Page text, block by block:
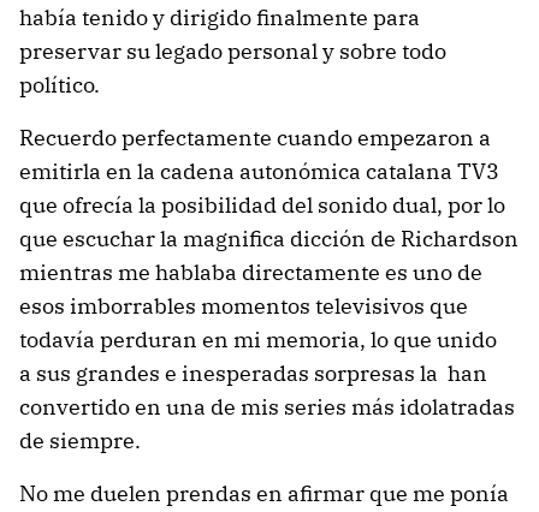
había tenido y dirigido finalmente para
preservar su legado personal y sobre todo
político.
Recuerdo perfectamente cuando empezaron a
emitirla en la cadena autonómica catalana TV3
que ofrecía la posibilidad del sonido dual, por lo
que escuchar la magnifica dicción de Richardson
mientras me hablaba directamente es uno de
esos imborrables momentos televisivos que
todavía perduran en mi memoria, lo que unido
a sus grandes e inesperadas sorpresas la han
convertido en una de mis series más idolatradas
de siempre.
No me duelen prendas en afirmar que me ponía